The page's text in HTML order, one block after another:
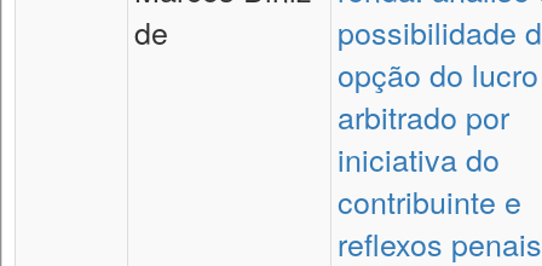
de
possibilidade
opção do lucro
arbitrado por
iniciativa do
contribuinte e
reflexos penais